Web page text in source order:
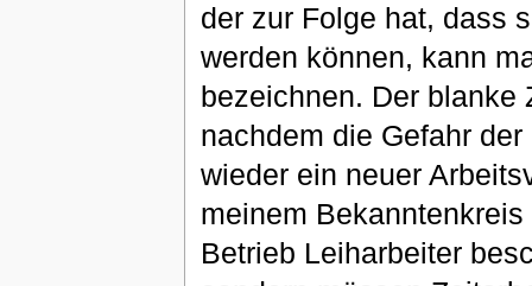
der zur Folge hat, dass
werden können, kann
bezeichnen. Der blanke
nachdem die Gefahr
wieder ein neuer
meinem
Betrieb Leiharbeiter